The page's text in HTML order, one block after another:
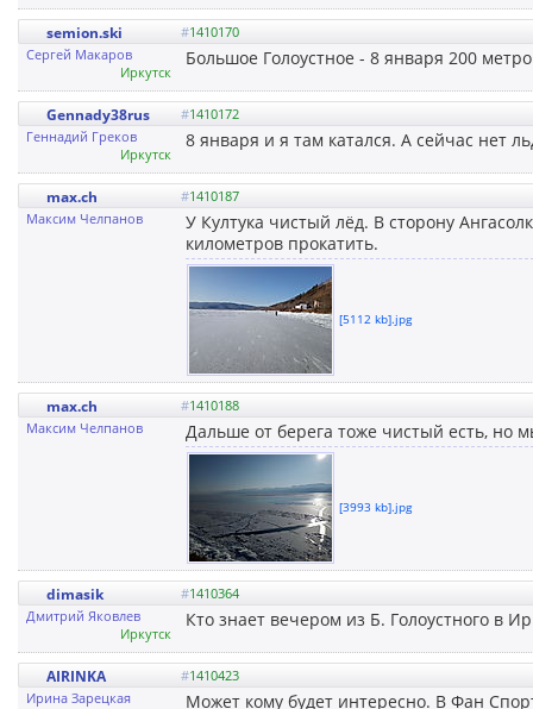
semion.ski #1410170
Сергей Макаров
Иркутск
Большое Голоустное - 8 января 200
Gennady38rus #1410172
Геннадий Греков
Иркутск
8 января и я там катался. А сейчас нет
max.ch #1410187
Максим Челпанов
У Култука чистый лёд. В сторону
километров прокатить.
[5112 kb].jpg
max.ch #1410188
Максим Челпанов
Дальше от берега тоже чистый есть, но
[3993 kb].jpg
dimasik #1410364
Дмитрий Яковлев
Иркутск
Кто знает вечером из Б. Голоустного в
AIRINKA #1410423
Ирина Зарецкая
Может кому будет интересно. В Фан